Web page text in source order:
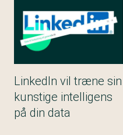
LinkedIn vil træne sin
kunstige intelligens
på din data